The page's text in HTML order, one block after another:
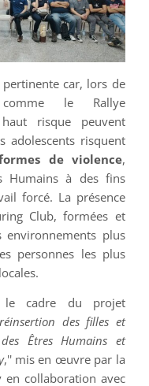
car, lors de
comme le Rallye
risque peuvent
adolescents risquent
de violence,
Humains à des fins
forcé. La présence
Club, formées et
environnements plus
personnes les plus
le cadre du projet
des filles et
Êtres Humains et
,'' mis en œuvre par la
en collaboration avec